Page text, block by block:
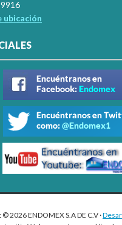
ubicación
2026 ENDOMEX S.A DE C.V ·